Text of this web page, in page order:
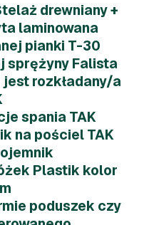
drewniany +
laminowana
pianki T-30
sprężyny Falista
rozkładany/a
spania TAK
na pościel TAK
Plastik kolor
poduszek czy